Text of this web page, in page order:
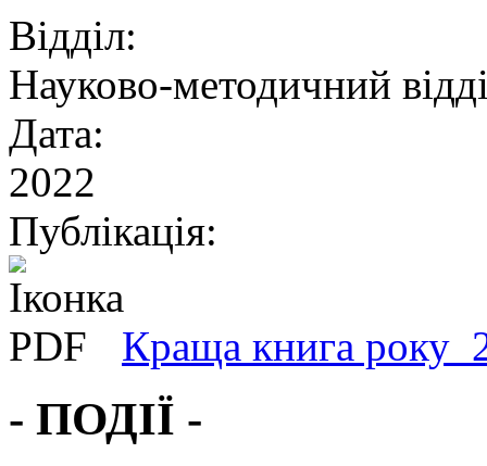
Відділ:
Науково-методичний
Дата:
2022
Публікація:
Краща книга
- ПОДІЇ -